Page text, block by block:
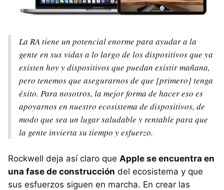
La RA tiene un potencial enorme para ayudar a la
gente en sus vidas a lo largo de los dispositivos que ya
existen hoy y dispositivos que puedan existir mañana,
pero tenemos que asegurarnos de que [primero] tenga
éxito. Para nosotros, la mejor forma de hacer eso es
apoyarnos en nuestro ecosistema de dispositivos, de
modo que sea un lugar saludable y rentable para que
la gente invierta su tiempo y esfuerzo.
Rockwell deja así claro que Apple se encuentra en
una fase de construcción del ecosistema y que
sus esfuerzos siguen en marcha. En crear las